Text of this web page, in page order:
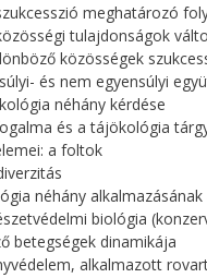
meghatározó
tulajdonságok
közösségek
és nem egyensúlyi
néhány kérdése
és a tájökológia
a foltok
néhány
biológia
betegségek dinamikája
alkalmazott